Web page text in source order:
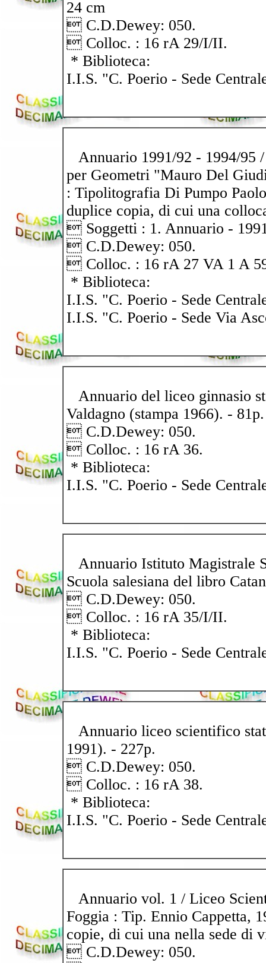
24 cm
 C.D.Dewey: 050.
 Colloc. : 16 rA 29/I/II.
* Biblioteca:
I.I.S. "C. Poerio - Sede
Annuario 1991/92 - 1994/95
per Geometri "Mauro Del
: Tipolitografia Di Pumpo
duplice copia, di cui una
 Soggetti : 1. Annuario -
 C.D.Dewey: 050.
 Colloc. : 16 rA 27 VA 1 A
* Biblioteca:
I.I.S. "C. Poerio - Sede
I.I.S. "C. Poerio - Sede Via
Annuario del liceo ginnasio
Valdagno (stampa 1966). - 81p.
 C.D.Dewey: 050.
 Colloc. : 16 rA 36.
* Biblioteca:
I.I.S. "C. Poerio - Sede
Annuario Istituto Magistrale
Scuola salesiana del libro
 C.D.Dewey: 050.
 Colloc. : 16 rA 35/I/II.
* Biblioteca:
I.I.S. "C. Poerio - Sede
Annuario liceo scientifico
1991). - 227p.
 C.D.Dewey: 050.
 Colloc. : 16 rA 38.
* Biblioteca:
I.I.S. "C. Poerio - Sede
Annuario vol. 1 / Liceo
Foggia : Tip. Ennio Cappetta,
copie, di cui una nella sede di
 C.D.Dewey: 050.